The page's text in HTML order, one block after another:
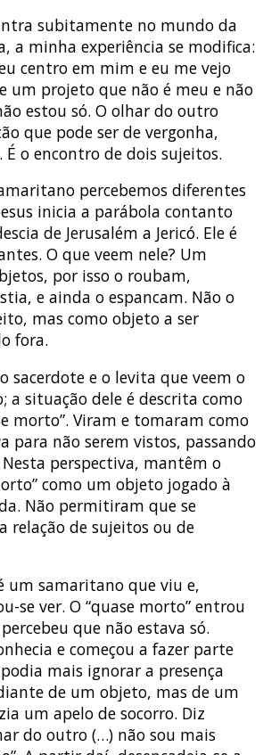
subitamente no mundo da
a minha experiência se modifica:
centro em mim e eu me vejo
um projeto que não é meu e não
estou só. O olhar do outro
que pode ser de vergonha,
É o encontro de dois sujeitos.
percebemos diferentes
inicia a parábola contanto
de Jerusalém a Jericó. Ele é
O que veem nele? Um
por isso o roubam,
e ainda o espancam. Não o
mas como objeto a ser
fora.
sacerdote e o levita que veem o
a situação dele é descrita como
morto”. Viram e tomaram como
para não serem vistos, passando
Nesta perspectiva, mantêm o
como um objeto jogado à
Não permitiram que se
relação de sujeitos ou de
um samaritano que viu e,
se ver. O “quase morto” entrou
que não estava só.
e começou a fazer parte
mais ignorar a presença
de um objeto, mas de um
um apelo de socorro. Diz
do outro (…) não sou mais